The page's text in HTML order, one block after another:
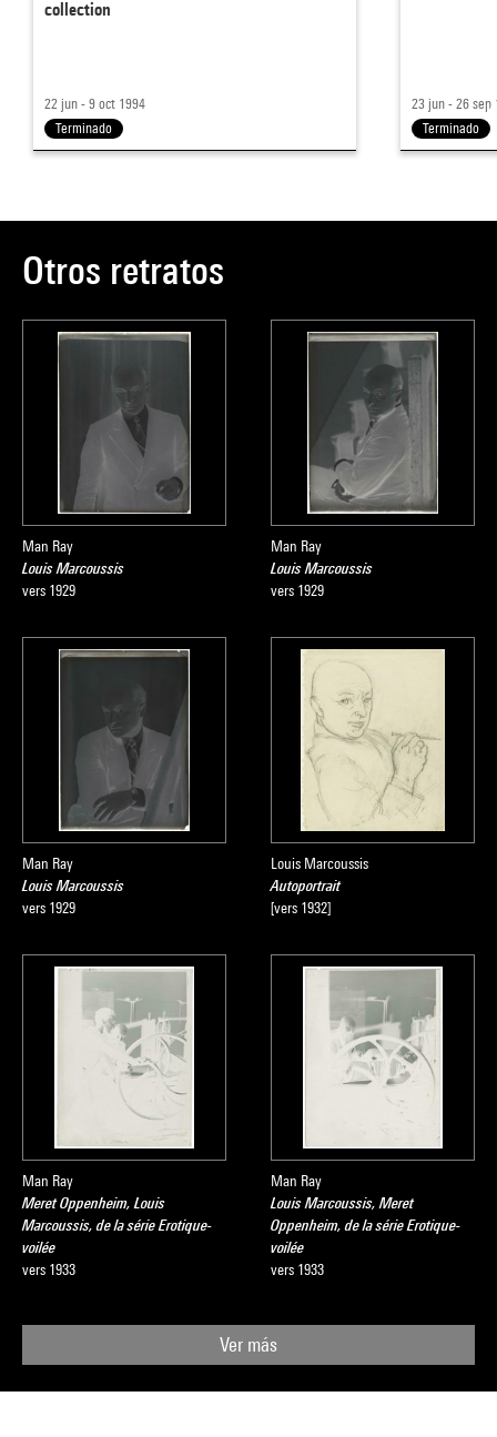
collection
22 jun - 9 oct 1994
Terminado
23 jun - 26 sep
Terminado
Otros retratos
Man Ray
Louis Marcoussis
vers 1929
Man Ray
Louis Marcoussis
vers 1929
Man Ray
Louis Marcoussis
vers 1929
Louis Marcoussis
Autoportrait
[vers 1932]
Man Ray
Meret Oppenheim, Louis
Marcoussis, de la série Erotique-
voilée
vers 1933
Man Ray
Louis Marcoussis, Meret
Oppenheim, de la série Erotique-
voilée
vers 1933
Ver más